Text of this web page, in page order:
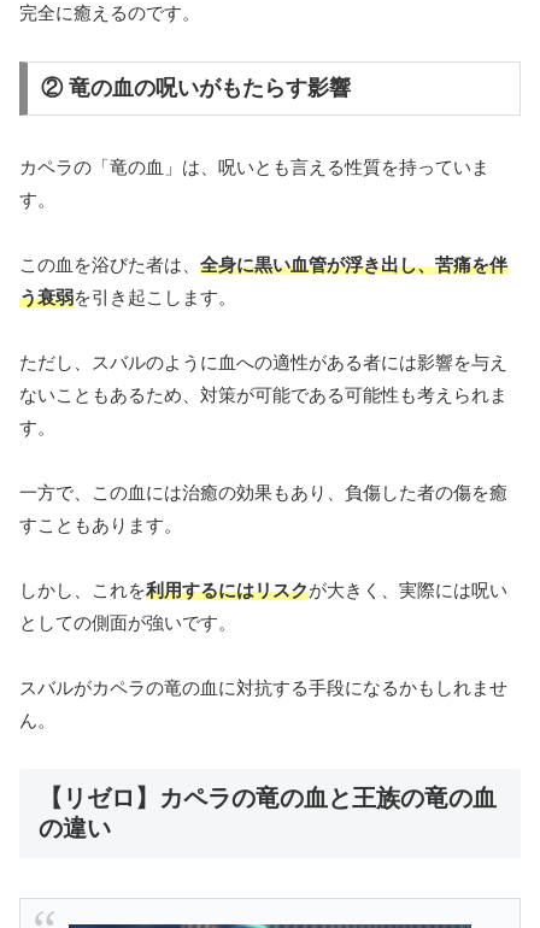
完全に癒えるのです。
② 竜の血の呪いがもたらす影響
カペラの「竜の血」は、呪いとも言える性質を持っていま
す。
この血を浴びた者は、 全身に黒い血管が浮き出し、苦痛を伴
う衰弱を引き起こします。
ただし、スバルのように血への適性がある者には影響を与え
ないこともあるため、対策が可能である可能性も考えられま
す。
一方で、この血には治癒の効果もあり、負傷した者の傷を癒
すこともあります。
しかし、これを利用するにはリスクが大きく、実際には呪い
としての側面が強いです。
スバルがカペラの竜の血に対抗する手段になるかもしれませ
ん。
【リゼロ】カペラの竜の血と王族の竜の血
の違い